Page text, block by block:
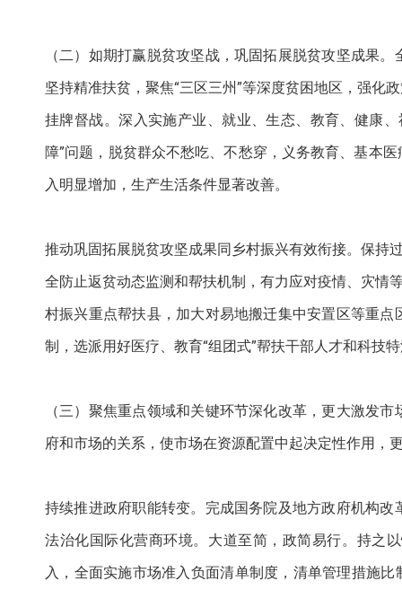
（二）如期打赢脱贫攻坚战，巩固拓展脱贫攻坚成果
坚持精准扶贫，聚焦“三区三州”等深度贫困地区，强化
挂牌督战。深入实施产业、就业、生态、教育、健康
障”问题，脱贫群众不愁吃、不愁穿，义务教育、基本
入明显增加，生产生活条件显著改善。
推动巩固拓展脱贫攻坚成果同乡村振兴有效衔接。保持
全防止返贫动态监测和帮扶机制，有力应对疫情、灾情
村振兴重点帮扶县，加大对易地搬迁集中安置区等重
制，选派用好医疗、教育“组团式”帮扶干部人才和科技
（三）聚焦重点领域和关键环节深化改革，更大激发
府和市场的关系，使市场在资源配置中起决定性作用，
持续推进政府职能转变。完成国务院及地方政府机构
法治化国际化营商环境。大道至简，政简易行。持之
入，全面实施市场准入负面清单制度，清单管理措施